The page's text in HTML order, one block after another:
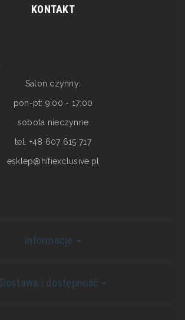
KONTAKT
Salon czynny:
pon-pt: 9:00 - 17:00
sobota nieczynne
tel. +48 607 615 717
esklep@hifiexclusive.pl
Informacje
Dostawa i dostępność